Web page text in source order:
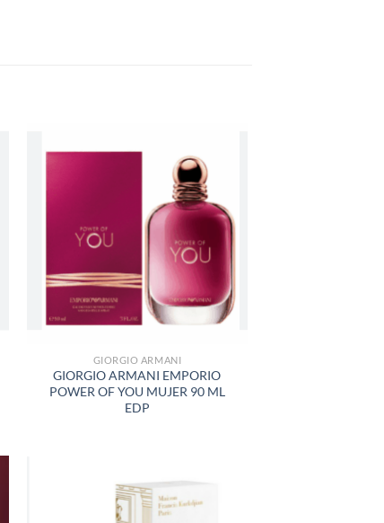
AÑADIR
A LA
LISTA
DE
GIORGIO ARMANI
GIORGIO ARMANI EMPORIO
POWER OF YOU MUJER 90 ML
EDP
AÑADIR